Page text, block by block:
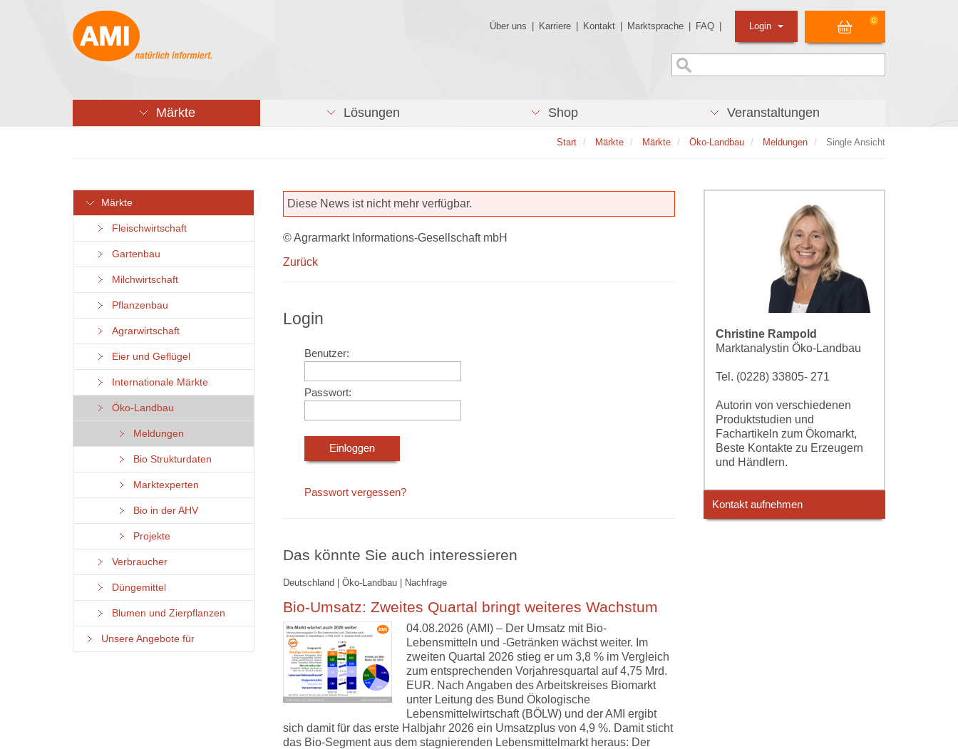
Über uns Karriere Kontakt Marktsprache FAQ
0
Login
Märkte Lösungen Shop Veranstaltungen
Start Märkte Märkte Öko-Landbau Meldungen Single Ansicht
Märkte
Fleischwirtschaft
Gartenbau
Milchwirtschaft
Pflanzenbau
Agrarwirtschaft
Eier und Geflügel
Internationale Märkte
Öko-Landbau
Meldungen
Bio Strukturdaten
Marktexperten
Bio in der AHV
Projekte
Verbraucher
Düngemittel
Blumen und Zierpflanzen
Unsere Angebote für
Diese News ist nicht mehr verfügbar.
© Agrarmarkt Informations-Gesellschaft mbH
Zurück
Login
Benutzer:
Passwort:
Passwort vergessen?
Das könnte Sie auch interessieren
Deutschland | Öko-Landbau | Nachfrage
Bio-Umsatz: Zweites Quartal bringt weiteres Wachstum
04.08.2026 (AMI) – Der Umsatz mit Bio-
Lebensmitteln und -Getränken wächst weiter. Im
zweiten Quartal 2026 stieg er um 3,8 % im Vergleich
zum entsprechenden Vorjahresquartal auf 4,75 Mrd.
EUR. Nach Angaben des Arbeitskreises Biomarkt
unter Leitung des Bund Ökologische
Lebensmittelwirtschaft (BÖLW) und der AMI ergibt
sich damit für das erste Halbjahr 2026 ein Umsatzplus von 4,9 %. Damit sticht
das Bio-Segment aus dem stagnierenden Lebensmittelmarkt heraus: Der
Christine Rampold
Marktanalystin Öko-Landbau
Tel. (0228) 33805- 271
Autorin von verschiedenen
Produktstudien und
Fachartikeln zum Ökomarkt,
Beste Kontakte zu Erzeugern
und Händlern.
Kontakt aufnehmen